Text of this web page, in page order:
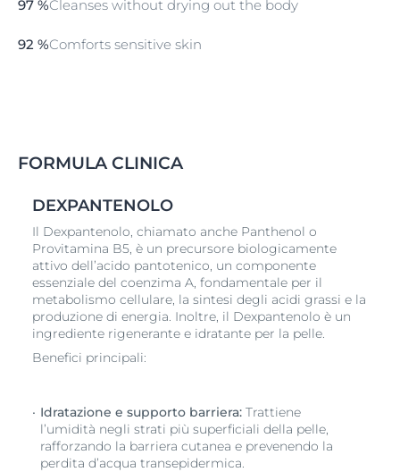
97 %Cleanses without drying out the body
92 %Comforts sensitive skin
FORMULA CLINICA
DEXPANTENOLO
Il Dexpantenolo, chiamato anche Panthenol o
Provitamina B5, è un precursore biologicamente
attivo dell’acido pantotenico, un componente
essenziale del coenzima A, fondamentale per il
metabolismo cellulare, la sintesi degli acidi grassi e la
produzione di energia. Inoltre, il Dexpantenolo è un
ingrediente rigenerante e idratante per la pelle.
Benefici principali:
Idratazione e supporto barriera: Trattiene
l’umidità negli strati più superficiali della pelle,
rafforzando la barriera cutanea e prevenendo la
perdita d’acqua transepidermica.